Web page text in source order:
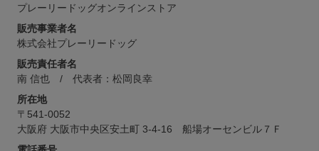
プレーリードッグオンラインストア
販売事業者名
株式会社プレーリードッグ
販売責任者名
南 信也 / 代表者：松岡良幸
所在地
〒541-0052
大阪府 大阪市中央区安土町 3-4-16 船場オーセンビル７Ｆ